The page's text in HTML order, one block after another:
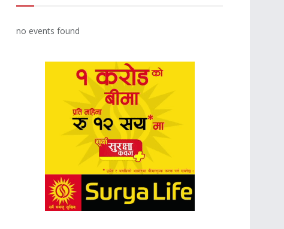
no events found